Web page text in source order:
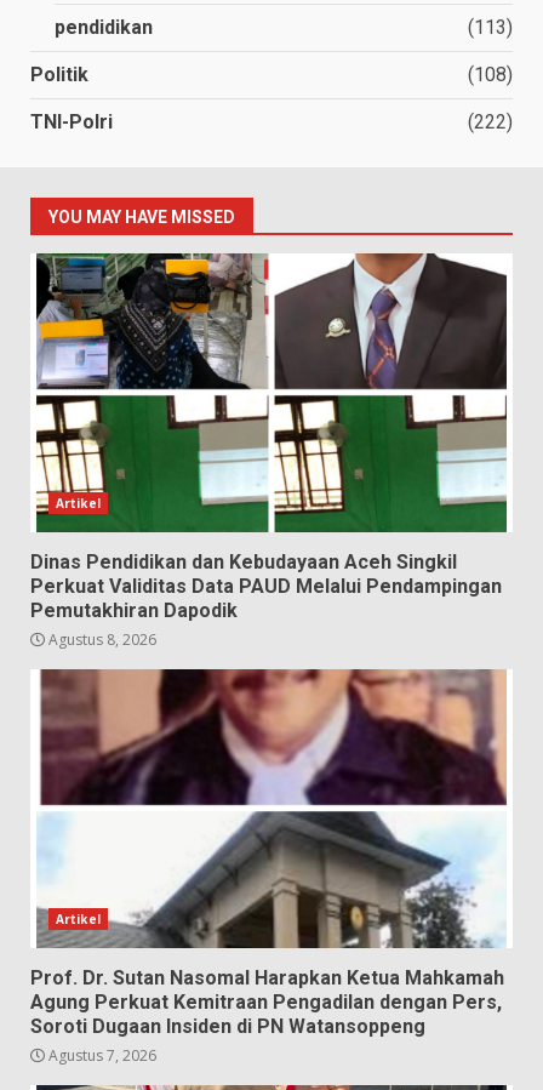
pendidikan (113)
Politik (108)
TNI-Polri (222)
YOU MAY HAVE MISSED
Artikel
Dinas Pendidikan dan Kebudayaan Aceh Singkil
Perkuat Validitas Data PAUD Melalui Pendampingan
Pemutakhiran Dapodik
Agustus 8, 2026
Artikel
Prof. Dr. Sutan Nasomal Harapkan Ketua Mahkamah
Agung Perkuat Kemitraan Pengadilan dengan Pers,
Soroti Dugaan Insiden di PN Watansoppeng
Agustus 7, 2026